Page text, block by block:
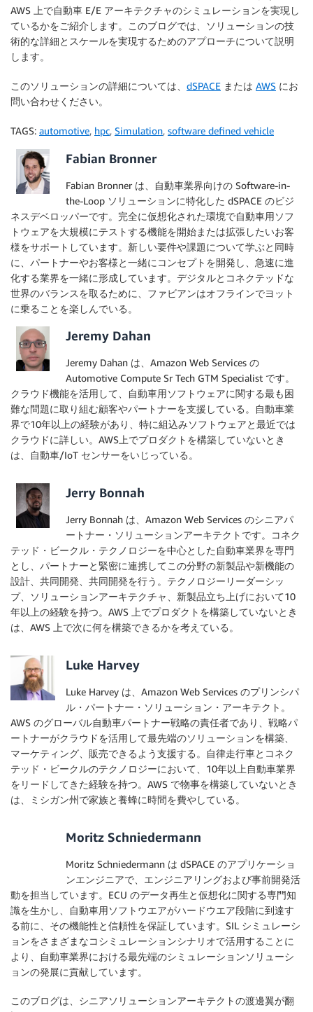
AWS 上で自動車 E/E アーキテクチャのシミュレーションを実現し
ているかをご紹介します。このブログでは、ソリューションの技
術的な詳細とスケールを実現するためのアプローチについて説明
します。
このソリューションの詳細については、 dSPACE または AWS にお
問い合わせください。
TAGS: automotive, hpc, Simulation, software defined vehicle
Fabian Bronner
Fabian Bronner は、自動車業界向けの Software-in-
the-Loop ソリューションに特化した dSPACE のビジ
ネスデベロッパーです。完全に仮想化された環境で自動車用ソフ
トウェアを大規模にテストする機能を開始または拡張したいお客
様をサポートしています。新しい要件や課題について学ぶと同時
に、パートナーやお客様と一緒にコンセプトを開発し、急速に進
化する業界を一緒に形成しています。デジタルとコネクテッドな
世界のバランスを取るために、ファビアンはオフラインでヨット
に乗ることを楽しんでいる。
Jeremy Dahan
Jeremy Dahan は、Amazon Web Services の
Automotive Compute Sr Tech GTM Specialist です。
クラウド機能を活用して、自動車用ソフトウェアに関する最も困
難な問題に取り組む顧客やパートナーを支援している。自動車業
界で10年以上の経験があり、特に組込みソフトウェアと最近では
クラウドに詳しい。AWS上でプロダクトを構築していないとき
は、自動車/IoT センサーをいじっている。
Jerry Bonnah
Jerry Bonnah は、Amazon Web Services のシニアパ
ートナー・ソリューションアーキテクトです。コネク
テッド・ビークル・テクノロジーを中心とした自動車業界を専門
とし、パートナーと緊密に連携してこの分野の新製品や新機能の
設計、共同開発、共同開発を行う。テクノロジーリーダーシッ
プ、ソリューションアーキテクチャ、新製品立ち上げにおいて10
年以上の経験を持つ。AWS 上でプロダクトを構築していないとき
は、AWS 上で次に何を構築できるかを考えている。
Luke Harvey
Luke Harvey は、Amazon Web Services のプリンシパ
ル・パートナー・ソリューション・アーキテクト。
AWS のグローバル自動車パートナー戦略の責任者であり、戦略パ
ートナーがクラウドを活用して最先端のソリューションを構築、
マーケティング、販売できるよう支援する。自律走行車とコネク
テッド・ビークルのテクノロジーにおいて、10年以上自動車業界
をリードしてきた経験を持つ。AWS で物事を構築していないとき
は、ミシガン州で家族と養蜂に時間を費やしている。
Moritz Schniedermann
Moritz Schniedermann は dSPACE のアプリケーショ
ンエンジニアで、エンジニアリングおよび事前開発活
動を担当しています。ECU のデータ再生と仮想化に関する専門知
識を生かし、自動車用ソフトウエアがハードウエア段階に到達す
る前に、その機能性と信頼性を保証しています。SIL シミュレーシ
ョンをさまざまなコシミュレーションシナリオで活用することに
より、自動車業界における最先端のシミュレーションソリューシ
ョンの発展に貢献しています。
このブログは、シニアソリューションアーキテクトの渡邊翼が翻